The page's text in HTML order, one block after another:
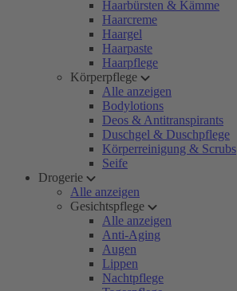
Haarbürsten & Kämme
Haarcreme
Haargel
Haarpaste
Haarpflege
Körperpflege
Alle anzeigen
Bodylotions
Deos & Antitranspirants
Duschgel & Duschpflege
Körperreinigung & Scrubs
Seife
Drogerie
Alle anzeigen
Gesichtspflege
Alle anzeigen
Anti-Aging
Augen
Lippen
Nachtpflege